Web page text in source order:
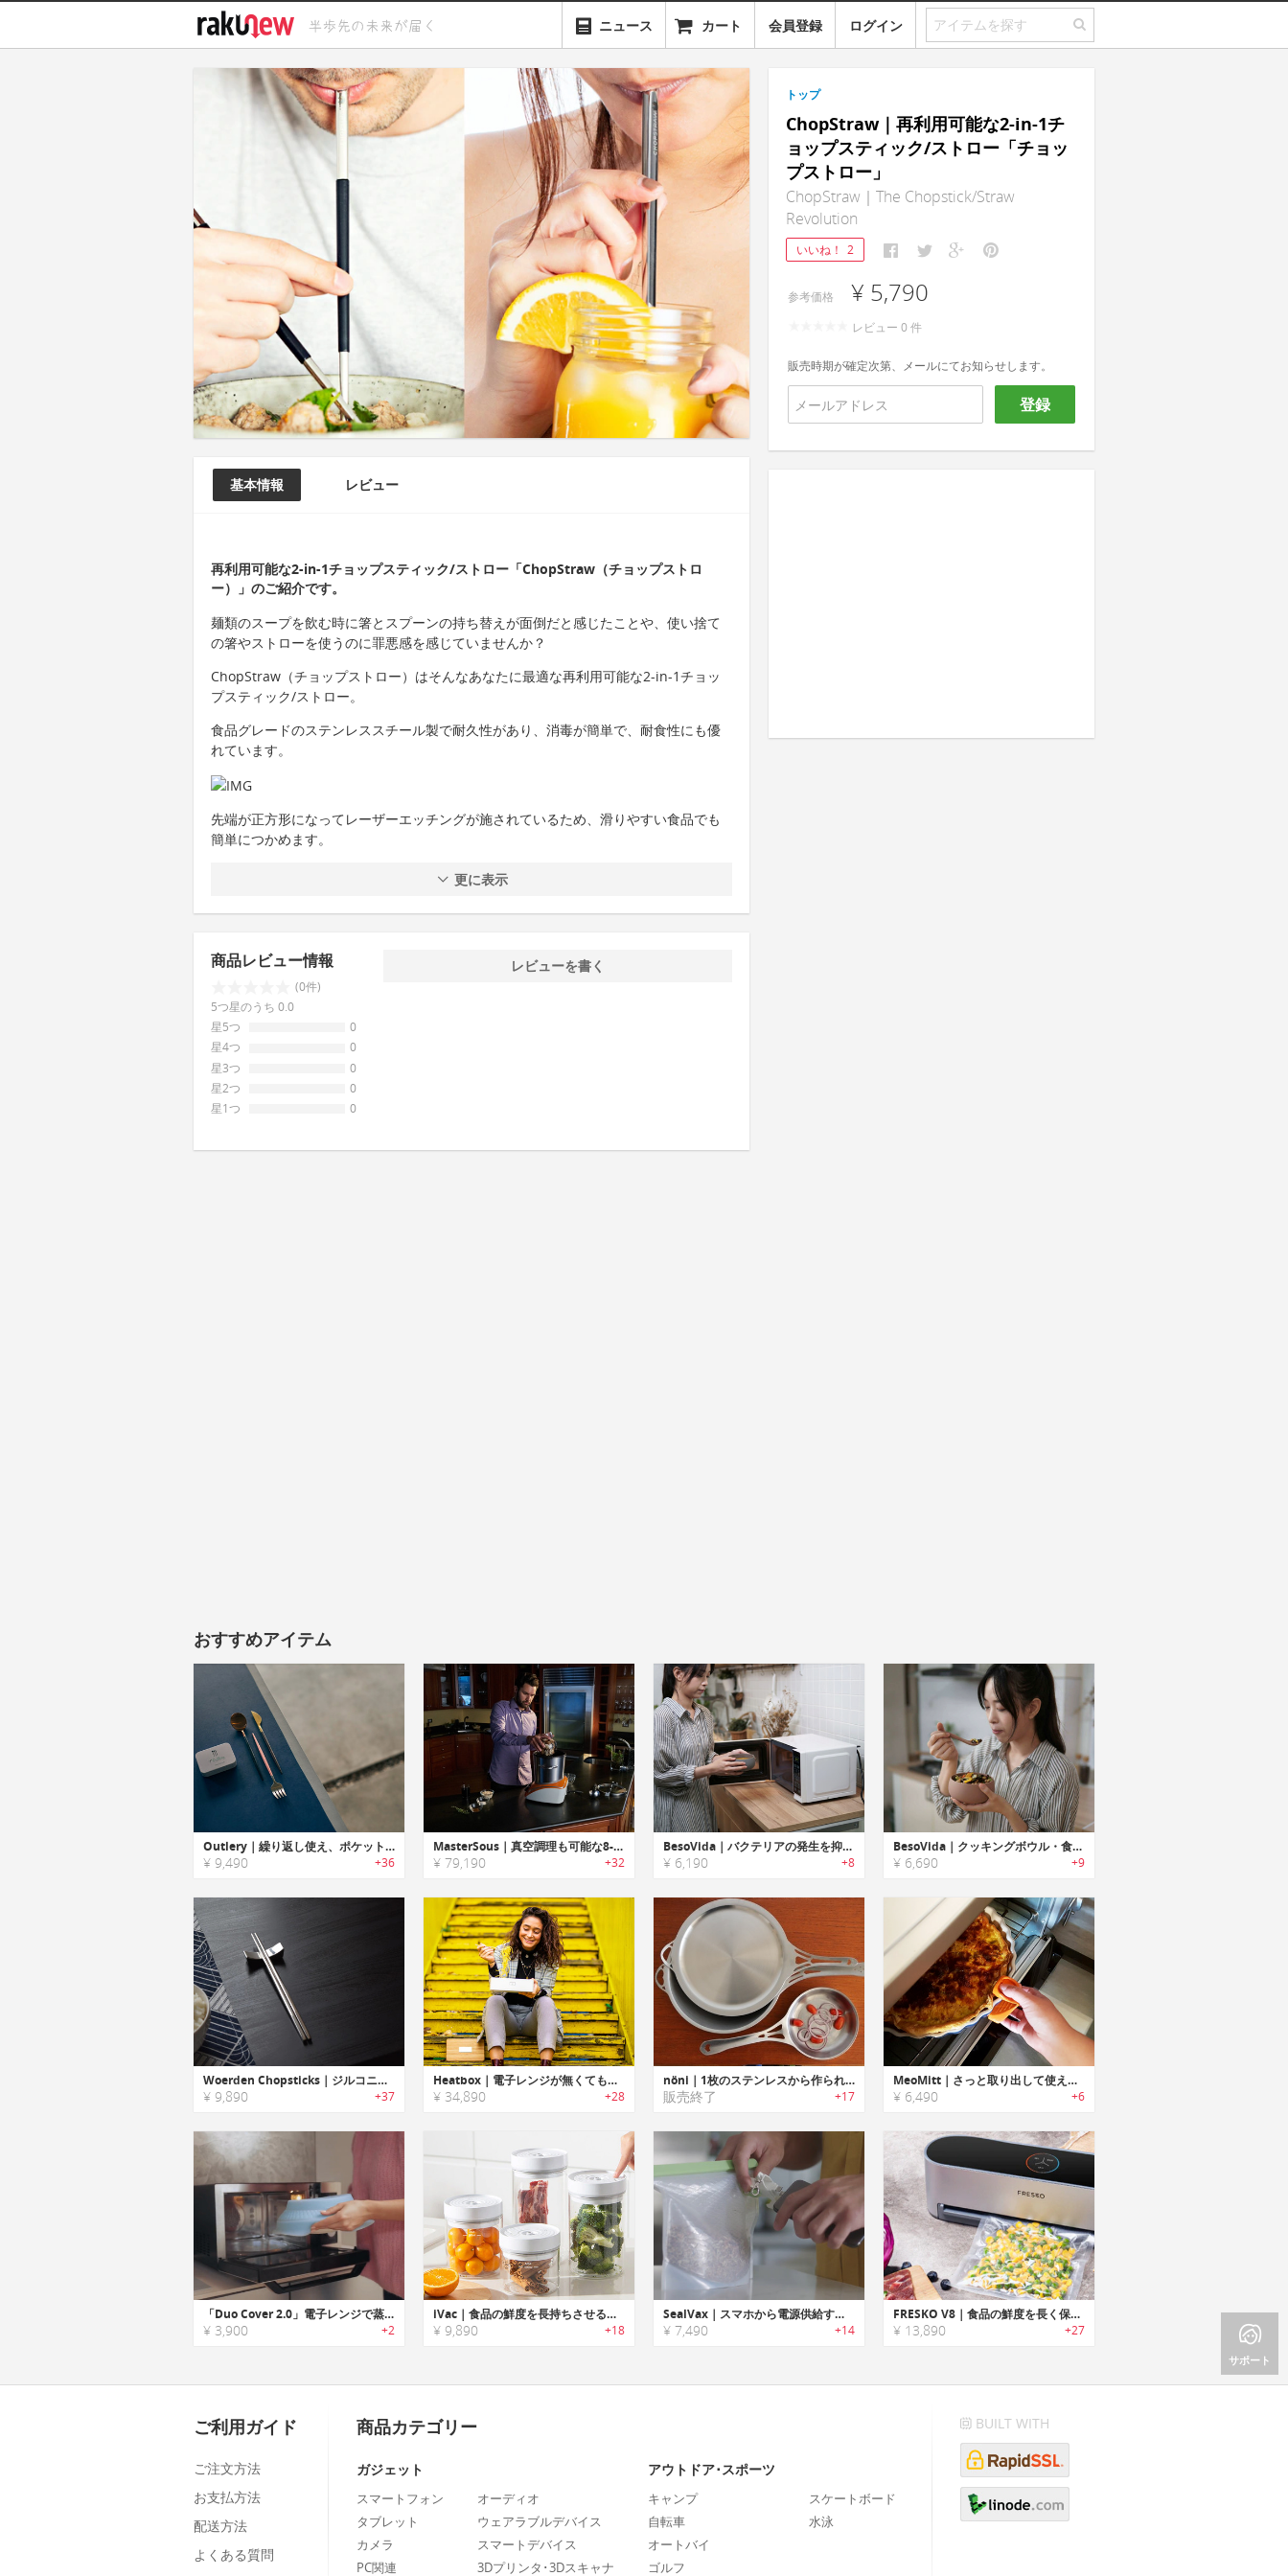
ニュース カート 会員登録 ログイン
基本情報 レビュー
再利用可能な2-in-1チョップスティック/ストロー「ChopStraw（チョップストロ
ー）」のご紹介です。
麺類のスープを飲む時に箸とスプーンの持ち替えが面倒だと感じたことや、使い捨て
の箸やストローを使うのに罪悪感を感じていませんか？
ChopStraw（チョップストロー）はそんなあなたに最適な再利用可能な2-in-1チョッ
プスティック/ストロー。
食品グレードのステンレススチール製で耐久性があり、消毒が簡単で、耐食性にも優
れています。
先端が正方形になってレーザーエッチングが施されているため、滑りやすい食品でも
簡単につかめます。
更に表示
商品レビュー情報
(0件)
5つ星のうち 0.0
星5つ
0
星4つ
0
星3つ
0
星2つ
0
星1つ
0
レビューを書く
トップ
ChopStraw｜再利用可能な2-in-1チ
ョップスティック/ストロー「チョッ
プストロー」
ChopStraw｜The Chopstick/Straw
Revolution
いいね！ 2
参考価格 ¥ 5,790
レビュー 0 件
販売時期が確定次第、メールにてお知らせします。
登録
おすすめアイテム
Outlery｜繰り返し使え、ポケットに収納可能なステンレス製折りたたみカトラリー「アウトリー」
¥ 9,490 +36
MasterSous｜真空調理も可能な8-in-1スマートクッカー「マスタースー」
¥ 79,190 +32
BesoVida｜バクテリアの発生を抑え食器としても使用可能なキッチンユーテンシル「ベソヴィーダ」
¥ 6,190 +8
BesoVida｜クッキングボウル・食器としても使用可能なシリコン製フードコンテナ「ベソヴィーダ」
¥ 6,690 +9
Woerden Chopsticks｜ジルコニウム・チタン製の高級チョップスティック
¥ 9,890 +37
Heatbox｜電子レンジが無くても食品を温められる充電式ランチボックス「ヒートボックス」
¥ 34,890 +28
nöni｜1枚のステンレスから作られた調理器具シリーズ「nöni」
販売終了 +17
MeoMitt｜さっと取り出して使えるエルゴデザインオーブンミット「メオミット」
¥ 6,490 +6
「Duo Cover 2.0」電子レンジで蒸し料理ができる万能スチーマー
¥ 3,900 +2
iVac｜食品の鮮度を長持ちさせる自動真空食品コンテナ「アイヴァック」
¥ 9,890 +18
SealVax｜スマホから電源供給するハンドヘルド真空密閉デバイス「シールヴァックス」
¥ 7,490 +14
FRESKO V8｜食品の鮮度を長く保つハンズフリーバキュームシーラー「フレスコV8」
¥ 13,890 +27
サポート
ご利用ガイド
ご注文方法
お支払方法
配送方法
よくある質問
商品カテゴリー
ガジェット
スマートフォン
タブレット
カメラ
PC関連
オーディオ
ウェアラブルデバイス
スマートデバイス
3Dプリンタ･3Dスキャナ
アウトドア･スポーツ
キャンプ
自転車
オートバイ
ゴルフ
スケートボード
水泳
BUILT WITH